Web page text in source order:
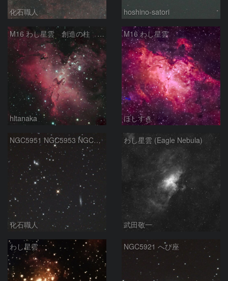
化石職人 hoshino-satori
M16 わし星雲 創造の柱 へび座
hltanaka
M16 わし星雲
ほしすき
NGC5951 NGC5953 NGC5954 へび座
化石職人
わし星雲 (Eagle Nebula)
武田敬一
わし星雲 NGC5921 へび座